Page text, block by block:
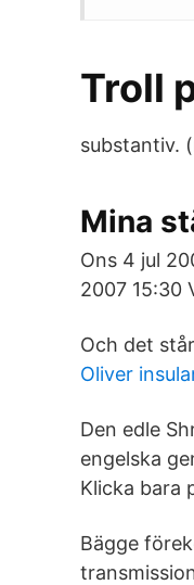
Troll
substantiv.
Mina
Ons 4 jul
2007 15:30
Och det
Oliver
Den edle
engelska
Klicka bara
Bägge